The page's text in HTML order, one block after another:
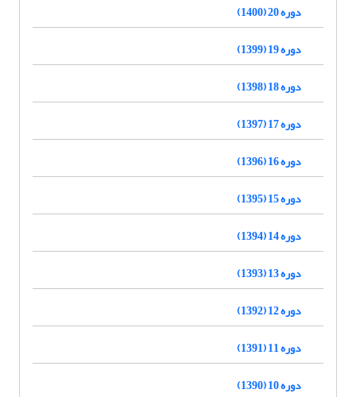
دوره 20 (1400)
دوره 19 (1399)
دوره 18 (1398)
دوره 17 (1397)
دوره 16 (1396)
دوره 15 (1395)
دوره 14 (1394)
دوره 13 (1393)
دوره 12 (1392)
دوره 11 (1391)
دوره 10 (1390)